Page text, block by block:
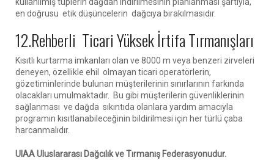
en doğrusu etik düşüncelerin dağcıya bırakılmasıdır.
12.Rehberli Ticari Yüksek İrtifa Tırmanışları
Kısıtlı kurtarma imkanları olan ve 8000 m veya benzeri zirveleri
deneyen, özellikle ehil olmayan ticari operatörlerin,
gözetiminlerinde bulunan müşterilerinin sınırlarının farkında
olacakları umulmaktadır. Bu gibi müşterilerin güvenliklerinin
sağlanması ve dağda sıkıntıda olanlara yardım amacıyla
programın kısıtlanabileceğinin bildirilmesi için her türlü çaba
harcanmalıdır.
UIAA Uluslararası Dağcılık ve Tırmanış Federasyonudur.